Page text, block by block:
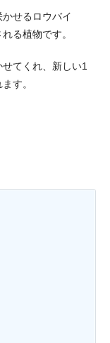
せるロウバイ
る植物です。
てくれ、新しい1
す。